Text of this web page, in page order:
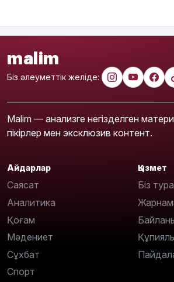
malim
Біз әлеуметтік желіде:
Malim — анализге негізделген
пікірлер мен эксклюзив контент.
Айдарлар
Саясат
Аналитика
Қоғам
Мәдениет
Сұхбат
Спорт
Қызмет
Біз